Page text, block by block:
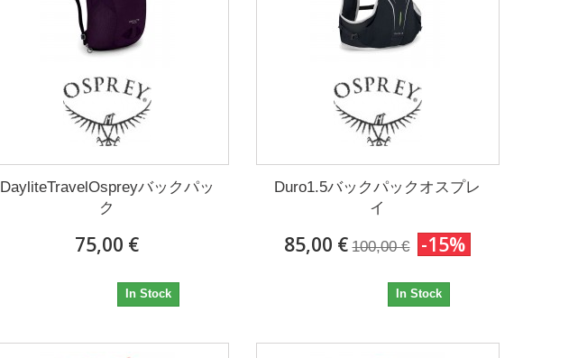
DayliteTravelOspreyバックパッ
ク
75,00 €
In Stock
Duro1.5バックパックオスプレ
イ
85,00 € 100,00 €
-15%
In Stock